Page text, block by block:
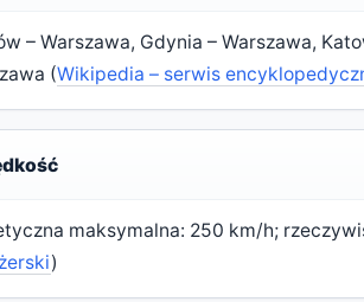
– Warszawa, Gdynia – Warszawa,
(Wikipedia – serwis
maksymalna: 250 km/h;
)